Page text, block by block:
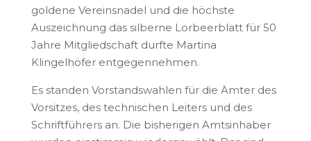
goldene Vereinsnadel und die höchste
Auszeichnung das silberne Lorbeerblatt für 50
Jahre Mitgliedschaft durfte Martina
Klingelhöfer entgegennehmen.
Es standen Vorstandswahlen für die Ämter des
Vorsitzes, des technischen Leiters und des
Schriftführers an. Die bisherigen Amtsinhaber